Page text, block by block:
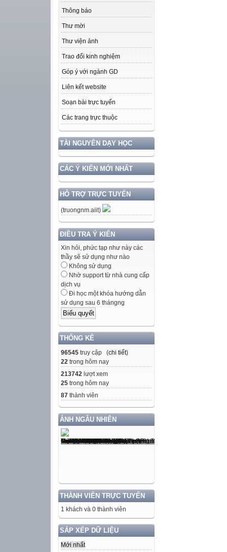
Thông báo
Thư mời
Thư viện ảnh
Trao đổi kinh nghiệm
Góp ý với ngành GD
Liên kết website
Soạn bài trực tuyến
Các trang trực thuộc
TÀI NGUYÊN DẠY HỌC
CÁC Ý KIẾN MỚI NHẤT
HỖ TRỢ TRỰC TUYẾN
(truongnm.aiit)
ĐIỀU TRA Ý KIẾN
Xin hỏi, phức tạp như này các
thầy sẽ sử dụng như nào
Không sử dụng
Nhờ support từ nhà cung cấp
dịch vụ
Đi học một khóa hướng dẫn
sử dụng sau 6 thángng
THỐNG KÊ
96545 truy cập (chi tiết)
22 trong hôm nay
213742 lượt xem
25 trong hôm nay
87 thành viên
ẢNH NGẪU NHIÊN
THÀNH VIÊN TRỰC TUYẾN
1 khách và 0 thành viên
SẮP XẾP DỮ LIỆU
Mới nhất